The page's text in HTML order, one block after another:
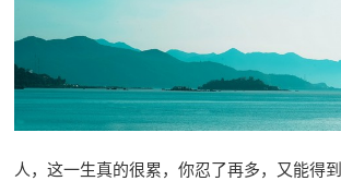
人，这一生真的很累，你忍了再多，又能得